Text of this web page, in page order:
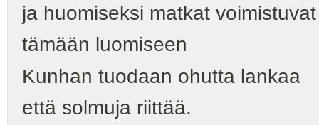
ja huomiseksi matkat voimistuvat
tämään luomiseen
Kunhan tuodaan ohutta lankaa
että solmuja riittää.